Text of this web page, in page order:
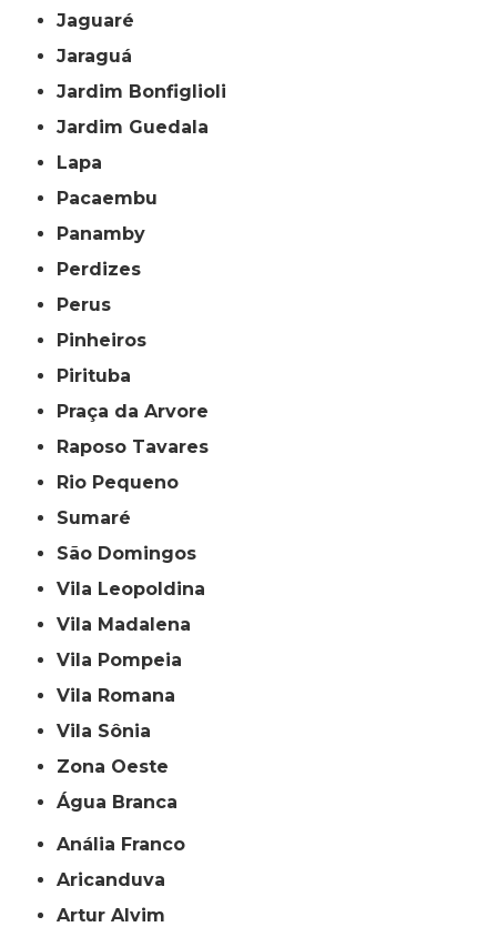
Jaguaré
Jaraguá
Jardim Bonfiglioli
Jardim Guedala
Lapa
Pacaembu
Panamby
Perdizes
Perus
Pinheiros
Pirituba
Praça da Arvore
Raposo Tavares
Rio Pequeno
Sumaré
São Domingos
Vila Leopoldina
Vila Madalena
Vila Pompeia
Vila Romana
Vila Sônia
Zona Oeste
Água Branca
Anália Franco
Aricanduva
Artur Alvim